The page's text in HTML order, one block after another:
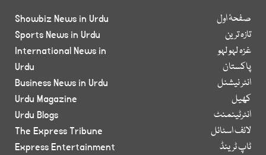
صفحۂ اول
تازہ ترین
غزہ لہو لہو
پاکستان
انٹر نیشنل
کھیل
انٹرٹینمنٹ
لائف اسٹائل
ٹاپ ٹرینڈ
Showbiz News in Urdu
Sports News in Urdu
International News in
Urdu
Business News in Urdu
Urdu Magazine
Urdu Blogs
The Express Tribune
Express Entertainment